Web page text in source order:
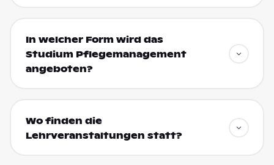
In welcher Form wird das
Studium Pflegemanagement
angeboten?
Wo finden die
Lehrveranstaltungen statt?